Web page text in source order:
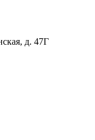
д. 47Г